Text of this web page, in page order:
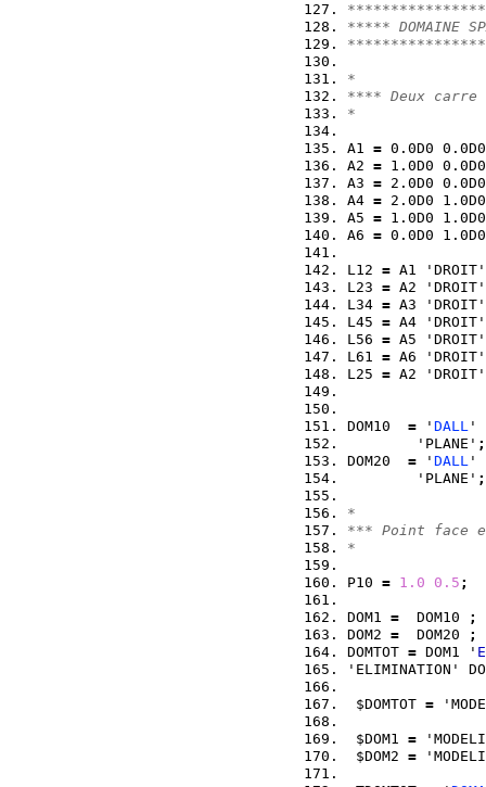
***** DOMAINE
*
**** Deux carre
*
A1 = 0.0D0
A2 = 1.0D0
A3 = 2.0D0
A4 = 2.0D0
A5 = 1.0D0
A6 = 0.0D0
L12 = A1
L23 = A2
L34 = A3
L45 = A4
L56 = A5
L61 = A6
L25 = A2
DOM10 = ' DALL '
        'PLANE'
;
DOM20 = ' DALL '
        'PLANE'
;
*
*** Point face
*
P10 = 1.0 0.5 ;
DOM1 =
  DOM10
;
DOM2 =
  DOM20
;
DOMTOT = DOM1 '
'ELIMINATION'
$DOMTOT =
$DOM1 =
$DOM2 =